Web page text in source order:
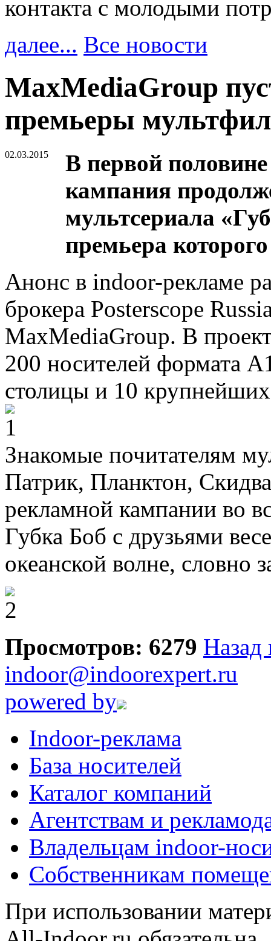
контакта с молодыми
далее... Все новости
MaxMediaGroup
премьеры
02.03.2015
В первой
кампания
мультсериала
премьера
Анонс в indoor-рекламе
брокера Posterscope
MaxMediaGroup. В
200 носителей формата
столицы и 10
Знакомые почитателям
Патрик, Планктон,
рекламной кампании во
Губка Боб с друзьями
океанской волне, словно
Просмотров: 6279 Назад
indoor@indoorexpert.ru
powered by
Indoor-реклама
База носителей
Каталог компаний
Агентствам и
Владельцам indoor-
Собственникам
При использовании